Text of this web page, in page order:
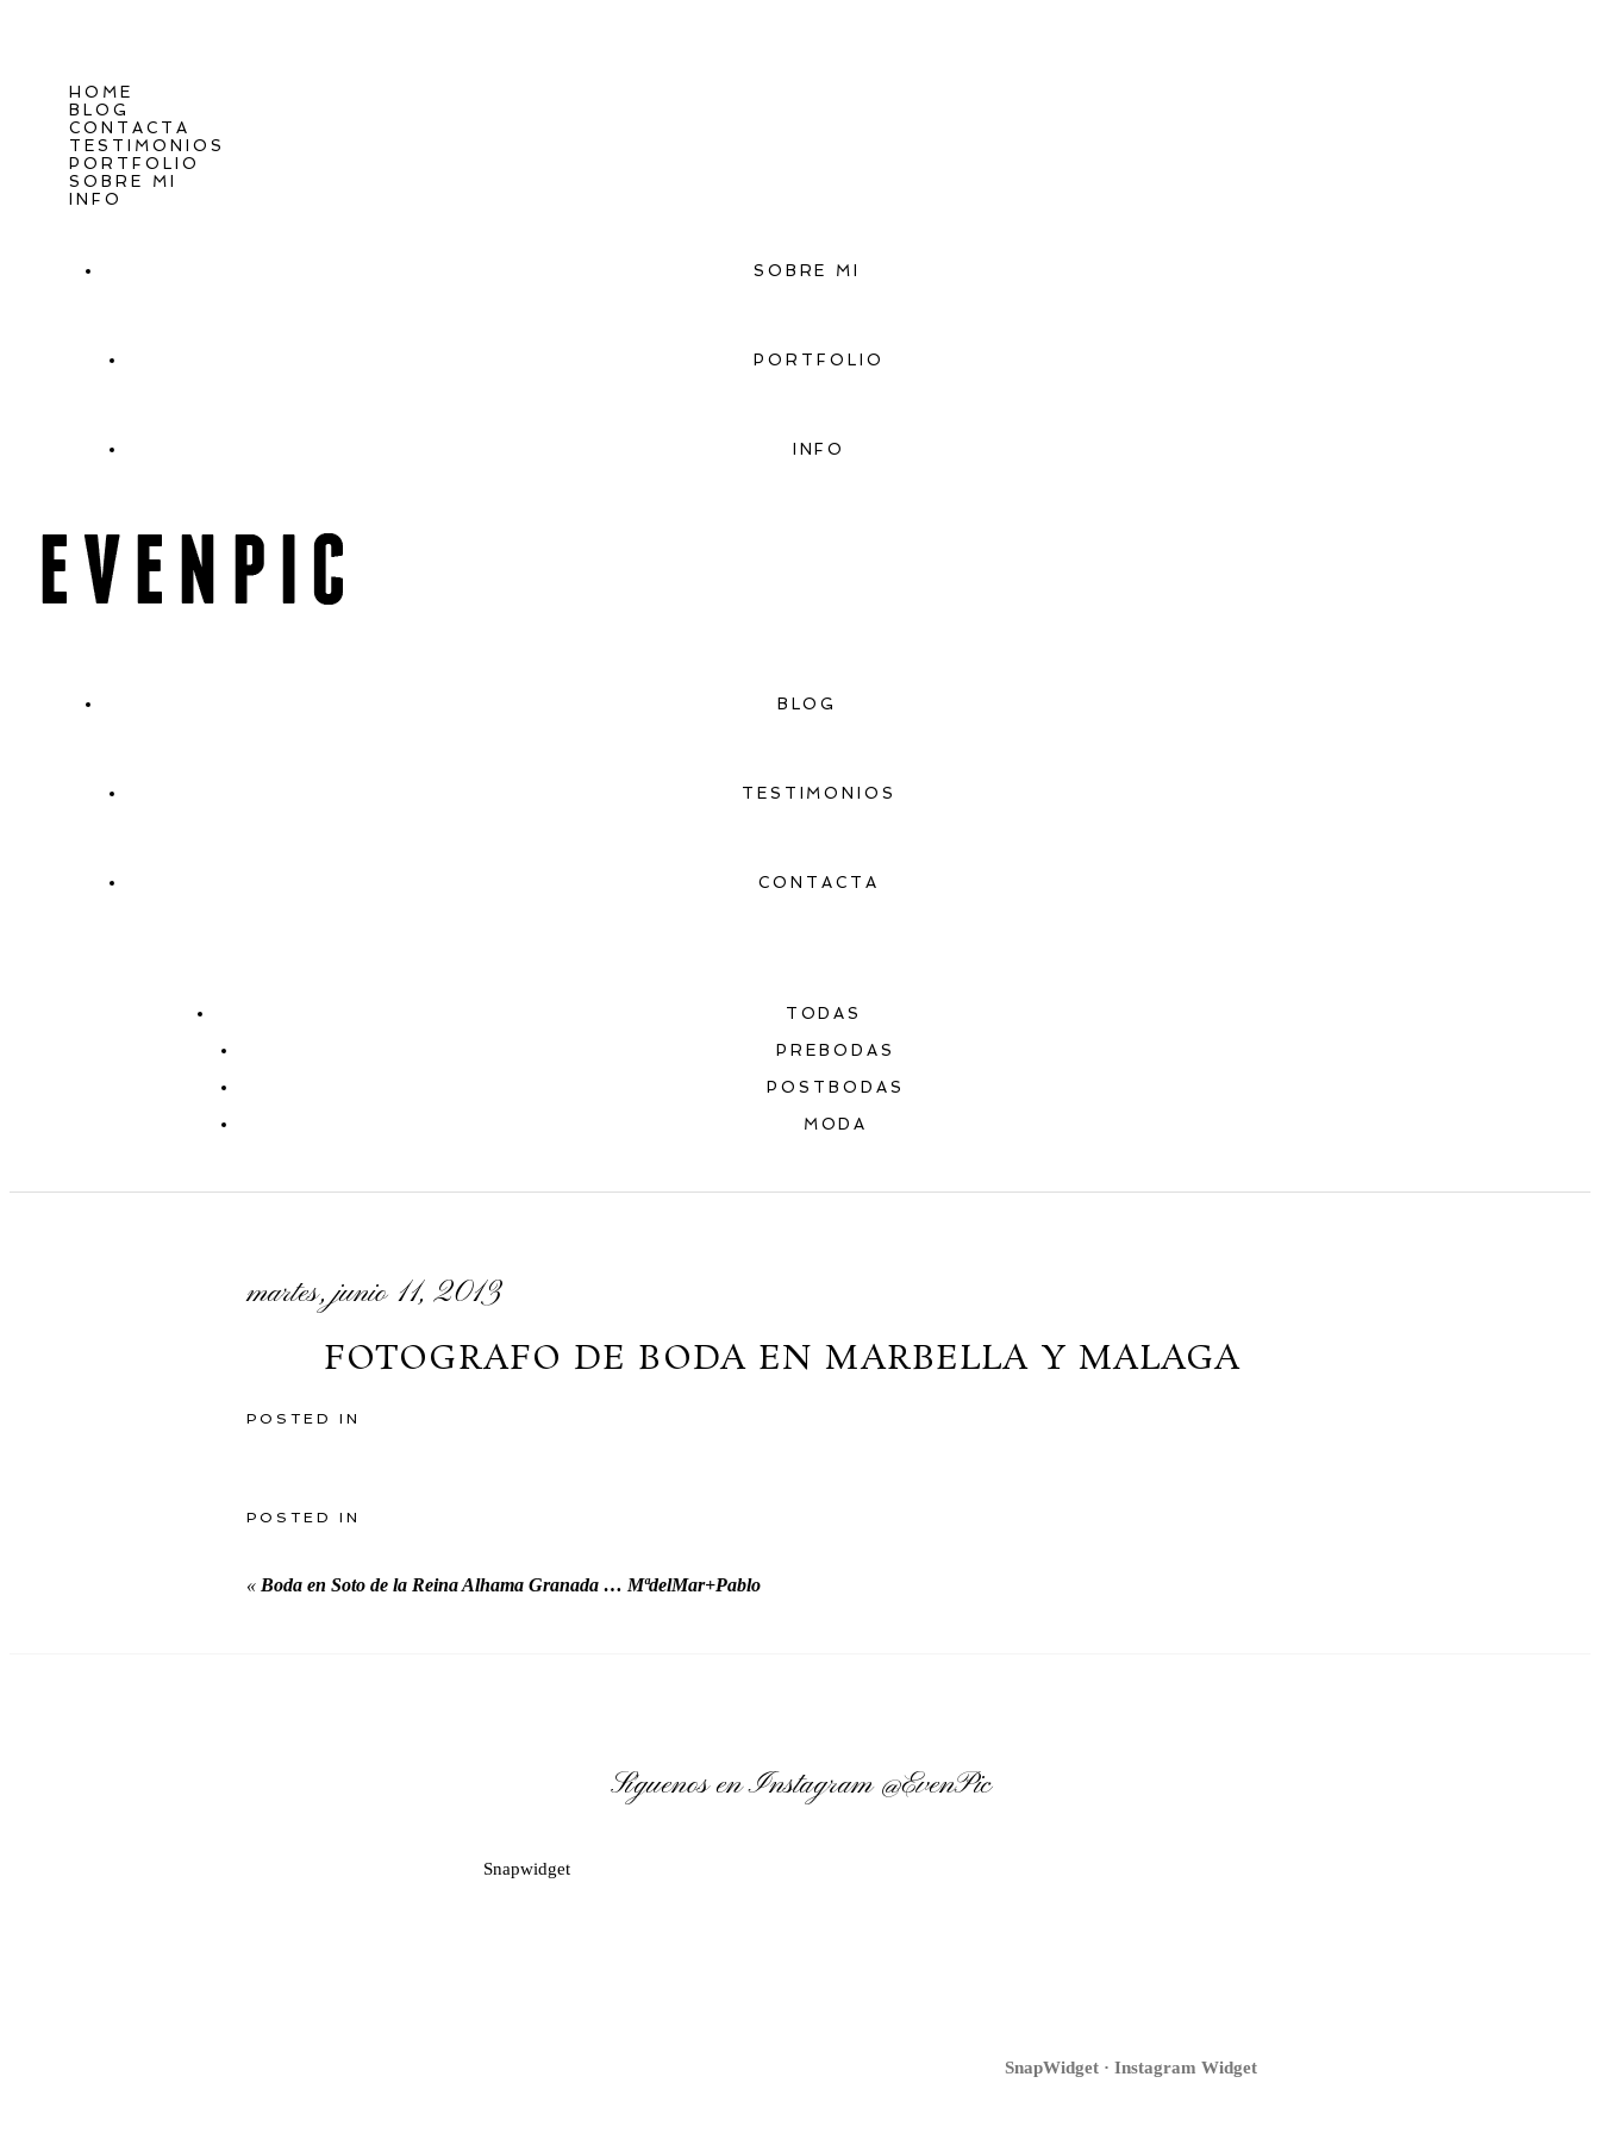
HOME
BLOG
CONTACTA
TESTIMONIOS
PORTFOLIO
SOBRE MI
INFO
SOBRE MI
PORTFOLIO
INFO
BLOG
TESTIMONIOS
CONTACTA
TODAS
PREBODAS
POSTBODAS
MODA
martes, junio 11, 2013
FOTOGRAFO DE BODA EN MARBELLA Y MALAGA
POSTED IN
POSTED IN
« Boda en Soto de la Reina Alhama Granada … MªdelMar+Pablo
Síguenos en Instagram@EvenPic
Snapwidget
SnapWidget · Instagram Widget